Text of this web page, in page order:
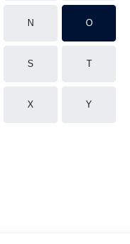
N O
S T
X Y